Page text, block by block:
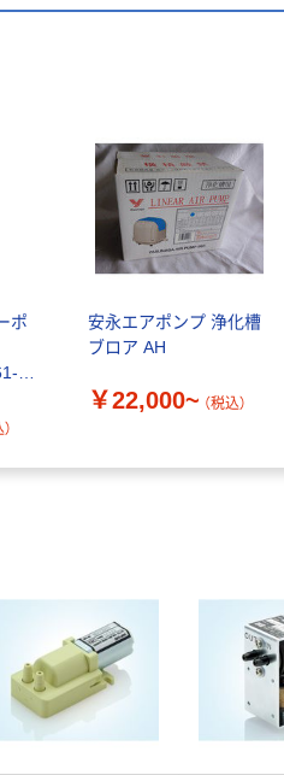
ポ
安永エアポンプ 浄化槽
ブロア AH
￥22,000~ （税込）